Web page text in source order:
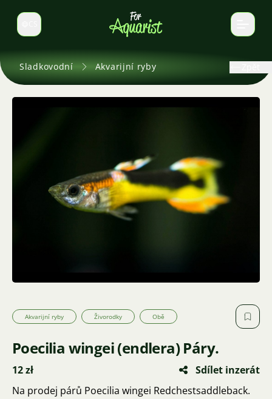
Select language
Sladkovodní Akvarijní ryby
Akvarijní ryby Živorodky Obě
Poecilia wingei (endlera) Páry.
12 zł
Sdílet inzerát
Na prodej párů Poecilia wingei Redchestsaddleback.